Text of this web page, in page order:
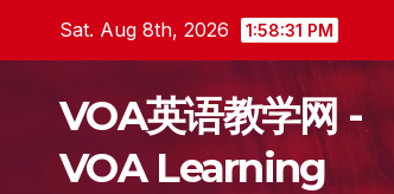
Sat. Aug 8th, 2026 1:58:32 PM
VOA英语教学网 -
VOA Learning